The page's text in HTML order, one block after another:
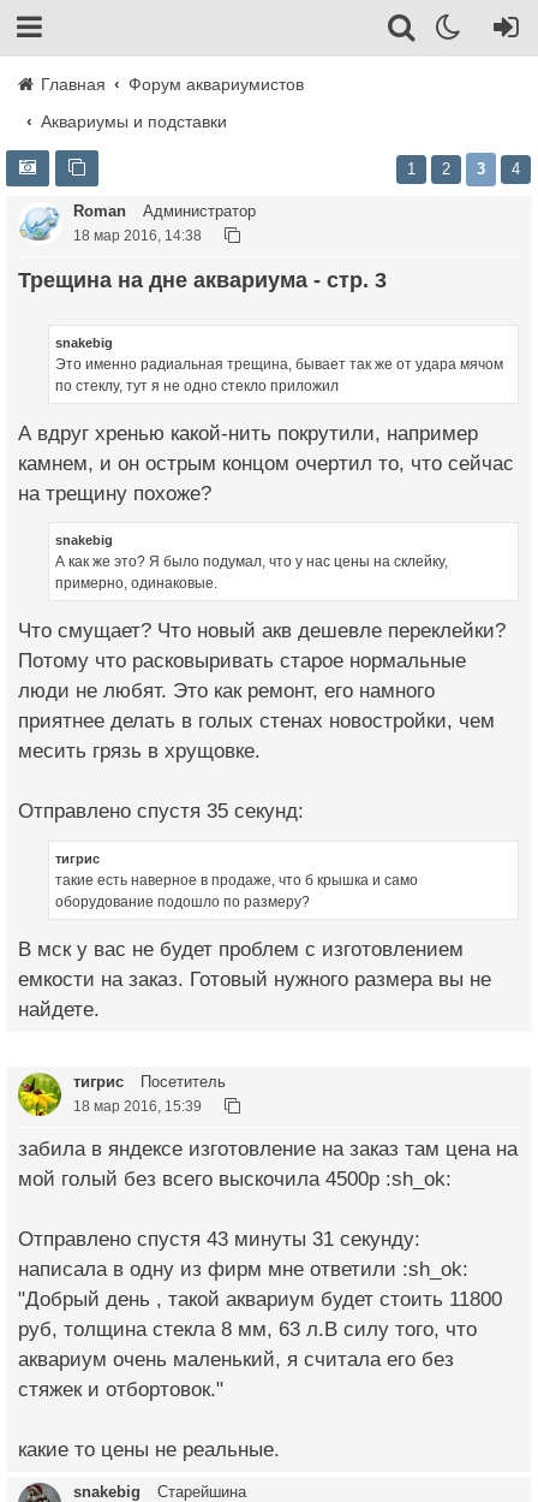
Главная
Форум аквариумистов
Аквариумы и подставки
1 2 3 4
Roman Администратор
18 мар 2016, 14:38
Трещина на дне аквариума - стр. 3
snakebig
Это именно радиальная трещина, бывает так же от удара мячом
по стеклу, тут я не одно стекло приложил
А вдруг хренью какой-нить покрутили, например
камнем, и он острым концом очертил то, что сейчас
на трещину похоже?
snakebig
А как же это? Я было подумал, что у нас цены на склейку,
примерно, одинаковые.
Что смущает? Что новый акв дешевле переклейки?
Потому что расковыривать старое нормальные
люди не любят. Это как ремонт, его намного
приятнее делать в голых стенах новостройки, чем
месить грязь в хрущовке.
Отправлено спустя 35 секунд:
тигрис
такие есть наверное в продаже, что б крышка и само
оборудование подошло по размеру?
В мск у вас не будет проблем с изготовлением
емкости на заказ. Готовый нужного размера вы не
найдете.
тигрис Посетитель
18 мар 2016, 15:39
забила в яндексе изготовление на заказ там цена на
мой голый без всего выскочила 4500р :sh_ok:
Отправлено спустя 43 минуты 31 секунду:
написала в одну из фирм мне ответили :sh_ok:
"Добрый день , такой аквариум будет стоить 11800
руб, толщина стекла 8 мм, 63 л.В силу того, что
аквариум очень маленький, я считала его без
стяжек и отбортовок."
какие то цены не реальные.
snakebig Старейшина